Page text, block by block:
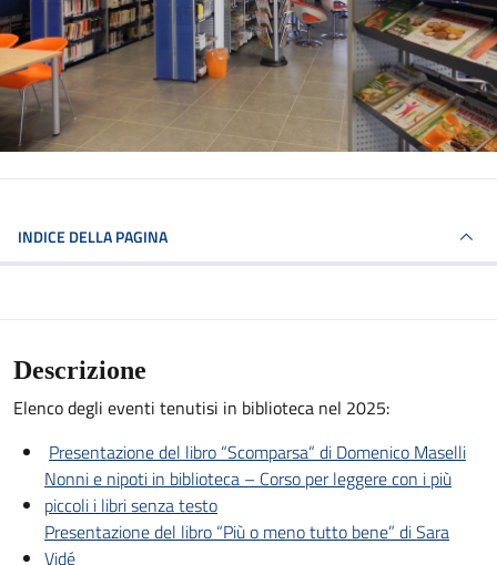
INDICE DELLA PAGINA
Descrizione
Elenco degli eventi tenutisi in biblioteca nel 2025:
Presentazione del libro “Scomparsa“ di Domenico Maselli
Nonni e nipoti in biblioteca – Corso per leggere con i più
piccoli i libri senza testo
Presentazione del libro “Più o meno tutto bene” di Sara
Vidé